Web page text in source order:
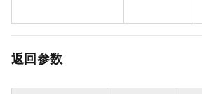
返回参数